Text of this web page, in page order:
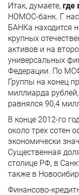
Итак, думаете, где
НОМОС-банк. Г
БАНКа находится
крупных
активов и на
универсальных
Федерации. По
Группы на конец
миллиарда
равнялся 90,4
В конце 2012-го
около трех сотен
экономически
Существенная
столице РФ, в
также в
Финансово-